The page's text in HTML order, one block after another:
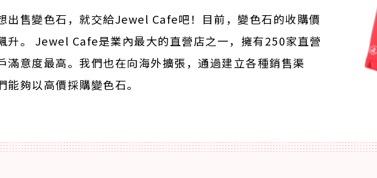
出售變色石，就交給Jewel Cafe吧！目前，變色石的收購價
升。 Jewel Cafe是業內最大的直營店之一，擁有250家直營
滿意度最高。我們也在向海外擴張，通過建立各種銷售渠
能夠以高價採購變色石。